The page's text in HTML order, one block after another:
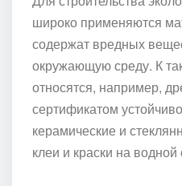
широко применяются
содержат вредных
окружающую среду. К
относятся, например,
сертификатом
керамические и
клеи и краски на водной